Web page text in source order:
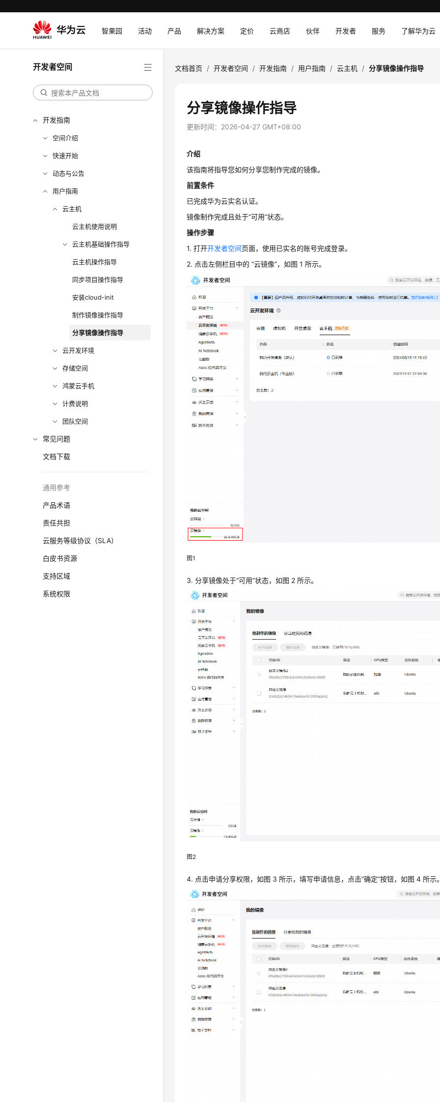
智果园 活动 产品 解决方案 定价 云商店 伙伴 开发者 服务 了解华为云
开发者空间
开发指南
空间介绍
快速开始
动态与公告
用户指南
云主机
云主机使用说明
云主机基础操作指导
云主机操作指导
同步项目操作指导
安装cloud-init
制作镜像操作指导
分享镜像操作指导
云开发环境
存储空间
鸿蒙云手机
计费说明
团队空间
常见问题
文档下载
通用参考
产品术语
责任共担
云服务等级协议（SLA）
白皮书资源
支持区域
系统权限
文档首页 / 开发者空间 / 开发指南 / 用户指南 / 云主机 / 分享镜像操作指导
分享镜像操作指导
更新时间： 2026-04-27 GMT+08:00
介绍
该指南将指导您如何分享您制作完成的镜像。
前置条件
已完成华为云实名认证。
镜像制作完成且处于“可用”状态。
操作步骤
1. 打开开发者空间页面，使用已实名的账号完成登录。
2. 点击左侧栏目中的 “云镜像”，如图 1 所示。
图1
3. 分享镜像处于“可用”状态，如图 2 所示。
图2
4. 点击申请分享权限，如图 3 所示，填写申请信息，点击“确定”按钮，如图 4 所示